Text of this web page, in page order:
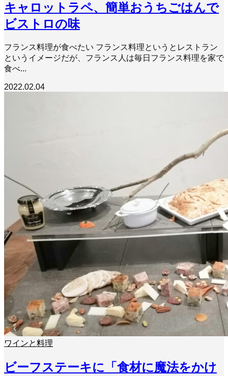
キャロットラペ、簡単おうちごはんで
ビストロの味
フランス料理が食べたい フランス料理というとレストラン
というイメージだが、フランス人は毎日フランス料理を家で
食べ...
2022.02.04
ワインと料理
ビーフステーキに「食材に魔法をかけ